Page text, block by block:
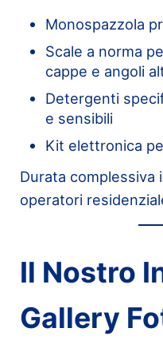
Monospazzola
Scale a norma
cappe e angoli
Detergenti
e sensibili
Kit elettronica
Durata complessiva
operatori
Il Nostro
Gallery